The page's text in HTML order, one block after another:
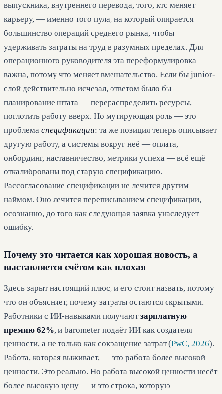
выпускника, внутреннего перевода, того, кто меняет
карьеру, — именно того пула, на который опирается
большинство операций среднего рынка, чтобы
удерживать затраты на труд в разумных пределах. Для
операционного руководителя эта переформулировка
важна, потому что меняет вмешательство. Если бы junior-
слой действительно исчезал, ответом было бы
планирование штата — перераспределить ресурсы,
поглотить работу вверх. Но мутирующая роль — это
проблема спецификации: та же позиция теперь описывает
другую работу, а системы вокруг неё — оплата,
онбординг, наставничество, метрики успеха — всё ещё
откалиброваны под старую спецификацию.
Рассогласование спецификации не лечится другим
наймом. Оно лечится переписыванием спецификации,
осознанно, до того как следующая заявка унаследует
ошибку.
Почему это читается как хорошая новость, а
выставляется счётом как плохая
Здесь зарыт настоящий плюс, и его стоит назвать, потому
что он объясняет, почему затраты остаются скрытыми.
Работники с ИИ-навыками получаютзарплатную
премию 62%, и barometer подаёт ИИ как создателя
ценности, а не только как сокращение затрат (PwC, 2026).
Работа, которая выживает, — это работа более высокой
ценности. Это реально. Но работа высокой ценности несёт
более высокую цену — и это строка, которую